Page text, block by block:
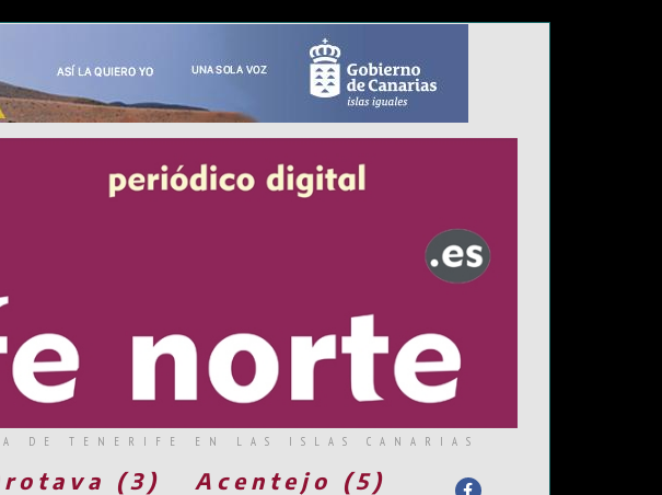
DE TENERIFE EN LAS ISLAS CANARIAS
(3)
Acentejo (5)